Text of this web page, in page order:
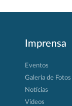
Imprensa
Eventos
Galeria de Fotos
Notícias
Vídeos